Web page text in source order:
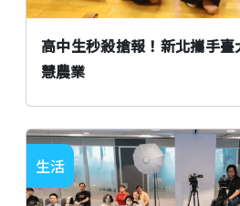
高中生秒殺搶報！新北攜手
慧農業
生活